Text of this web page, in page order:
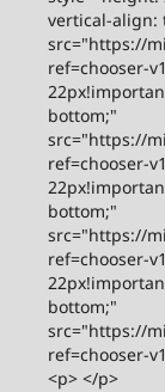
vertical-align:
src="https://
ref=chooser-
bottom;"
src="https://
ref=chooser-
bottom;"
src="https://
ref=chooser-
bottom;"
src="https://
ref=chooser-
<p> </p>